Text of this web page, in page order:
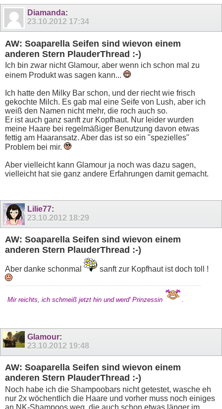
Diamanda:
23.10.2012 17:34
AW: Soaparella Seifen sind wievon einem
anderen Stern PlauderThread :-)
Ich bin zwar nicht Glamour, aber wenn ich schon mal zu
einem Produkt was sagen kann...
Ich hatte den Milky Bar schon, und der riecht wie frisch
gekochte Milch. Es gab mal eine Seife von Lush, aber ich
weiß den Namen nicht mehr, die roch auch so.
Er ist auch ganz sanft zur Kopfhaut. Nur leider wurden
meine Haare bei regelmäßiger Benutzung davon etwas
fettig am Haaransatz. Aber das ist so ein "spezielles"
Problem bei mir.
Aber vielleicht kann Glamour ja noch was dazu sagen,
vielleicht hat sie ganz andere Erfahrungen damit gemacht.
Lilie77:
23.10.2012 18:29
AW: Soaparella Seifen sind wievon einem
anderen Stern PlauderThread :-)
Aber danke schonmal sanft zur Kopfhaut ist doch toll !
Mir reichts, ich schmeiß jetzt hin und werd' Prinzessin
Glamour:
23.10.2012 19:48
AW: Soaparella Seifen sind wievon einem
anderen Stern PlauderThread :-)
Noch habe ich die Shampoobars nicht getestet, wasche eh
nur 2x wöchentlich die Haare und vorher muss noch einiges
an NK-Shampoos weg, die auch schon etwas länger im